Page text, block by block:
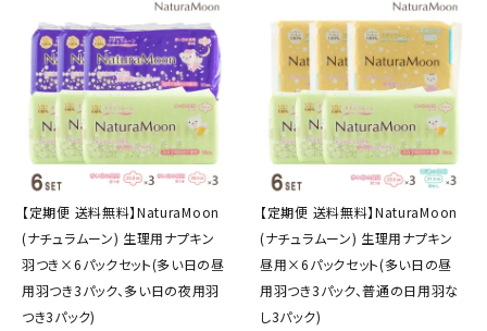
【定期便 送料無料】NaturaMoon
(ナチュラムーン) 生理用ナプキン
羽つき×6パックセット(多い日の昼
用羽つき3パック、多い日の夜用羽
つき3パック)
【定期便 送料無料】NaturaMoon
(ナチュラムーン) 生理用ナプキン
昼用×6パックセット(多い日の昼
用羽つき3パック、普通の日用羽な
し3パック)